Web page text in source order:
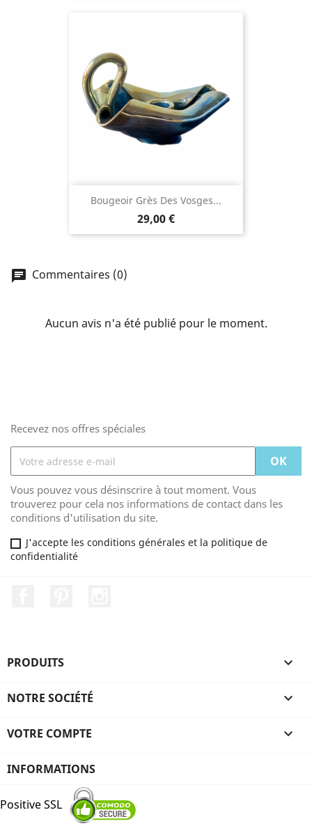
Bougeoir Grès Des Vosges...
29,00 €
Commentaires (0)
Aucun avis n'a été publié pour le moment.
Recevez nos offres spéciales
Vous pouvez vous désinscrire à tout moment. Vous
trouverez pour cela nos informations de contact dans les
conditions d'utilisation du site.
J'accepte les conditions générales et la politique de
confidentialité
PRODUITS 
NOTRE SOCIÉTÉ 
VOTRE COMPTE 
INFORMATIONS
Positive SSL